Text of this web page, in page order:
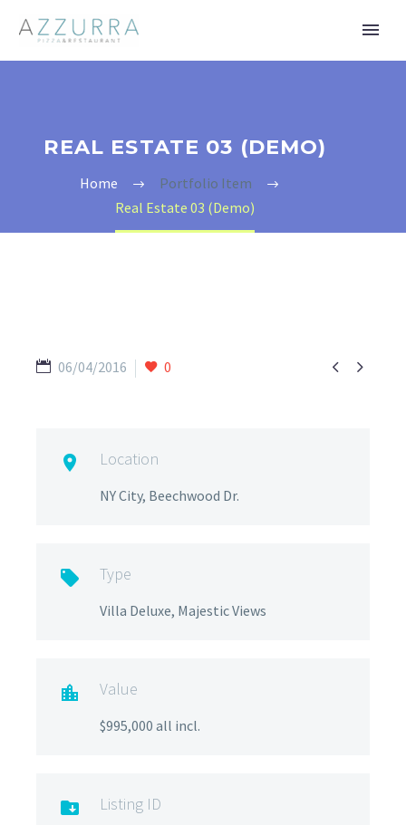
REAL ESTATE 03 (DEMO)
Home
Portfolio Item
Real Estate 03 (Demo)
 
06/04/2016 0
 Location
NY City, Beechwood Dr.
 Type
Villa Deluxe, Majestic Views
 Value
$995,000 all incl.
 Listing ID